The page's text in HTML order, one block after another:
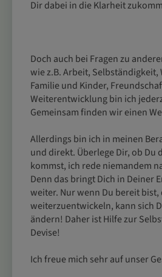
Dir dabei in die Klarheit
Doch auch bei Fragen zu
wie z.B. Arbeit, Selbständigkeit,
Familie und Kinder,
Weiterentwicklung bin ich
Gemeinsam finden wir einen
Allerdings bin ich in meinen
und direkt. Überlege Dir, ob Du
kommst, ich rede niemandem
Denn das bringt Dich in Deiner
weiter. Nur wenn Du bereit bist,
weiterzuentwickeln, kann sich
ändern! Daher ist Hilfe zur
Devise!
Ich freue mich sehr auf unser